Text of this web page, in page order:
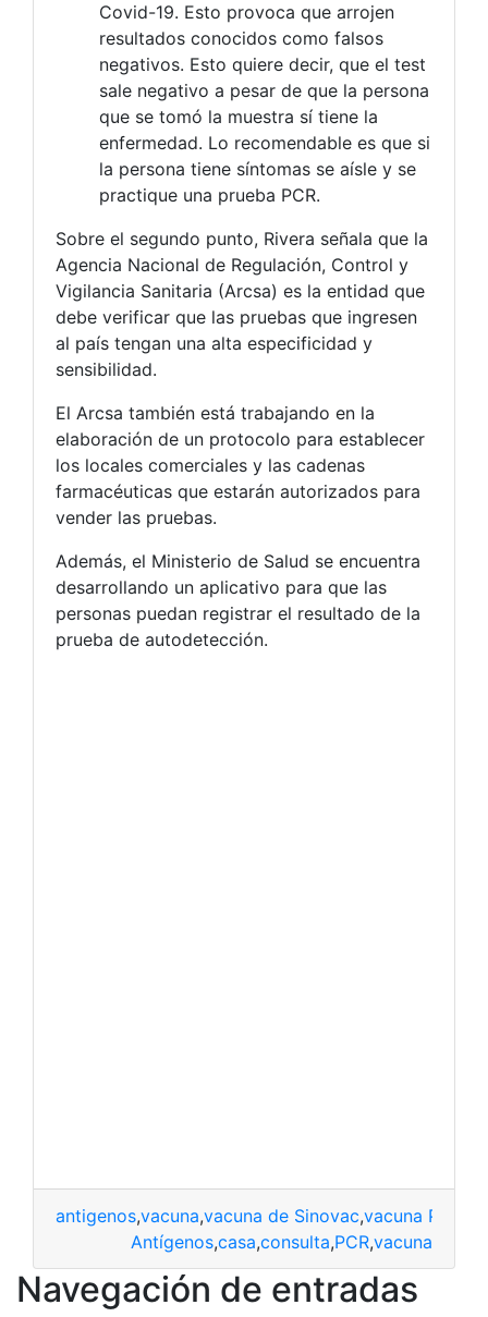
Covid-19. Esto provoca que arrojen
resultados conocidos como falsos
negativos. Esto quiere decir, que el test
sale negativo a pesar de que la persona
que se tomó la muestra sí tiene la
enfermedad. Lo recomendable es que si
la persona tiene síntomas se aísle y se
practique una prueba PCR.
Sobre el segundo punto, Rivera señala que la
Agencia Nacional de Regulación, Control y
Vigilancia Sanitaria (Arcsa) es la entidad que
debe verificar que las pruebas que ingresen
al país tengan una alta especificidad y
sensibilidad.
El Arcsa también está trabajando en la
elaboración de un protocolo para establecer
los locales comerciales y las cadenas
farmacéuticas que estarán autorizados para
vender las pruebas.
Además, el Ministerio de Salud se encuentra
desarrollando un aplicativo para que las
personas puedan registrar el resultado de la
prueba de autodetección.
antigenos,vacuna,vacuna de Sinovac,vacuna Pfizer
Antígenos,casa,consulta,PCR,vacuna
Navegación de entradas